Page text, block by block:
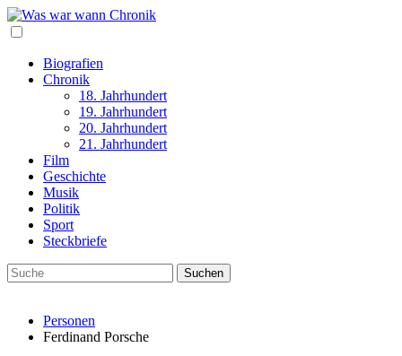
Biografien
Chronik
18. Jahrhundert
19. Jahrhundert
20. Jahrhundert
21. Jahrhundert
Film
Geschichte
Musik
Politik
Sport
Steckbriefe
Personen
Ferdinand Porsche